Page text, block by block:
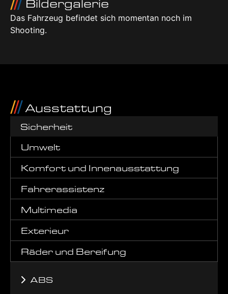
Bildergalerie
Das Fahrzeug befindet sich momentan noch im
Shooting.
Ausstattung
Sicherheit
Umwelt
Komfort und Innenausstattung
Fahrerassistenz
Multimedia
Exterieur
Räder und Bereifung
ABS